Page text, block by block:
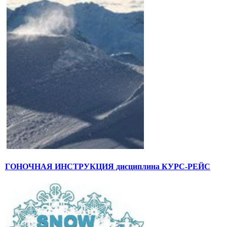
ГОНОЧНАЯ ИНСТРУКЦИЯ дисциплина КУРС-РЕЙС